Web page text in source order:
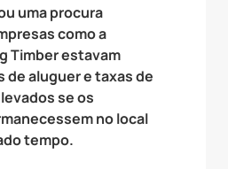
uma procura
como a
Timber estavam
aluguer e taxas de
se os
no local
tempo.